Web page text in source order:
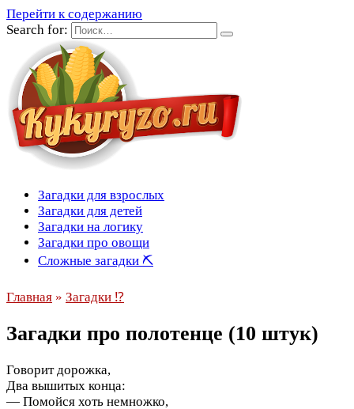
Перейти к содержанию
Search for:
Загадки для взрослых
Загадки для детей
Загадки на логику
Загадки про овощи
Сложные загадки ⛏
Главная » Загадки ⁉
Загадки про полотенце (10 штук)
Говорит дорожка,
Два вышитых конца:
— Помойся хоть немножко,